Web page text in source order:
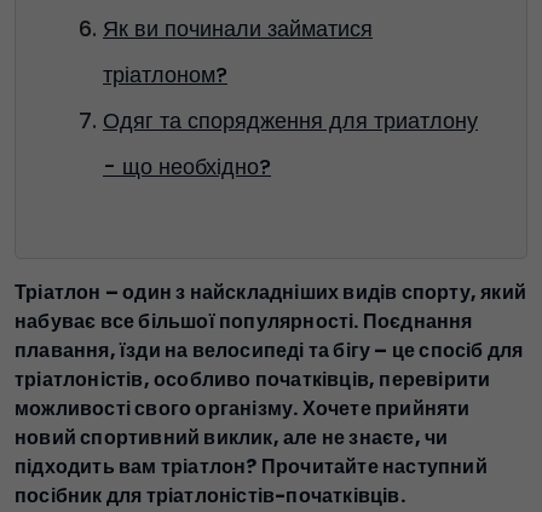
Як ви починали займатися
тріатлоном?
Одяг та спорядження для триатлону
- що необхідно?
Тріатлон – один з найскладніших видів спорту, який
набуває все більшої популярності. Поєднання
плавання, їзди на велосипеді та бігу – це спосіб для
тріатлоністів, особливо початківців, перевірити
можливості свого організму. Хочете прийняти
новий спортивний виклик, але не знаєте, чи
підходить вам тріатлон? Прочитайте наступний
посібник для тріатлоністів-початківців.